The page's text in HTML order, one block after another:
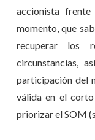
accionista
momento, que
recuperar los
circunstancias,
participación del
válida en el
priorizar el SOM